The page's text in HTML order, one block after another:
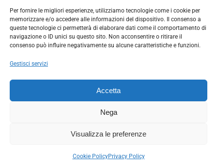
Per fornire le migliori esperienze, utilizziamo tecnologie come i cookie per
memorizzare e/o accedere alle informazioni del dispositivo. Il consenso a
queste tecnologie ci permetterà di elaborare dati come il comportamento di
navigazione o ID unici su questo sito. Non acconsentire o ritirare il
consenso può influire negativamente su alcune caratteristiche e funzioni.
Gestisci servizi
Accetta
Nega
Visualizza le preferenze
Cookie PolicyPrivacy Policy
La Società ha nominato il Responsabile della Protezione dei Dati Personali (DPO), figura specializzata che vigila sulle modalità
adottate dalla nostra Società per tutelare i Suoi dati personali.
Per contattare il DPO può scrivere a
La Società ha inoltre adottato un proprio Codice Etico, consultabile al seguente link:
Scarica il Codice Etico
Copyright © 2024 – S.S. JUVE STABIA 1907 | P.IVA: 04246411211 | Tutti i diritti sono riservati | Made with